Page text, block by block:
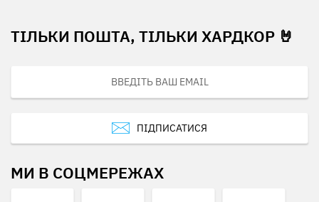
ТІЛЬКИ ПОШТА, ТІЛЬКИ ХАРДКОР 🤘
ПІДПИСАТИСЯ
МИ В СОЦМЕРЕЖАХ